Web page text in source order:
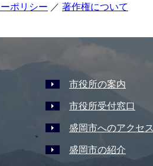
ポリシー 著作権について
市役所の案内
市役所受付窓口
盛岡市へのアクセス
盛岡市の紹介